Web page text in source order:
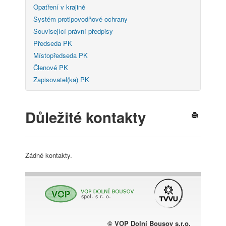
Opatření v krajině
Systém protipovodňové ochrany
Související právní předpisy
Předseda PK
Místopředseda PK
Členové PK
Zapisovatel(ka) PK
Důležité kontakty
Žádné kontakty.
© VOP Dolní Bousov s.r.o.